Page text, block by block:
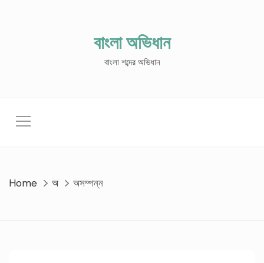
বাংলা অভিধান
বাংলা শব্দের অভিধান
Home অ অসম্পন্ন